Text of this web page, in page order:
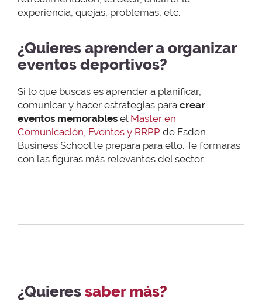
experiencia, quejas, problemas, etc.
¿Quieres aprender a organizar
eventos deportivos?
Si lo que buscas es aprender a planificar,
comunicar y hacer estrategias para crear
eventos memorables el Master en
Comunicación, Eventos y RRPP de Esden
Business School te prepara para ello. Te formarás
con las figuras más relevantes del sector.
¿Quieressaber más?